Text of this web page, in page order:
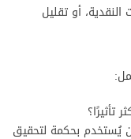
أو تقليل
تأثيرًا؟
يُستخدم بحكمة لتحقيق